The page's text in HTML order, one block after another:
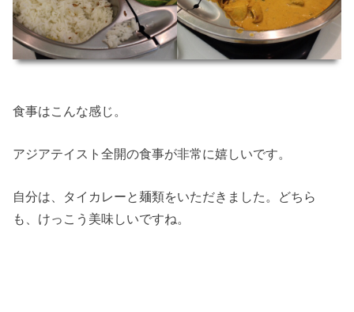
食事はこんな感じ。
アジアテイスト全開の食事が非常に嬉しいです。
自分は、タイカレーと麺類をいただきました。どちら
も、けっこう美味しいですね。